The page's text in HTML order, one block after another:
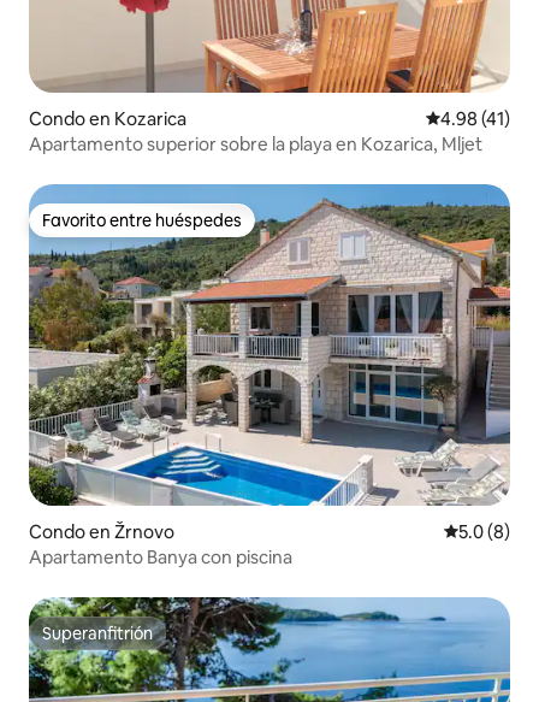
Condo en Kozarica Calificación
4.98 (41)
Apartamento superior sobre la playa en Kozarica, Mljet
Favorito entre huéspedes
Favorito entre huéspedes
Condo en Žrnovo
5.0 (8)
Apartamento Banya con piscina
Superanfitrión
Superanfitrión